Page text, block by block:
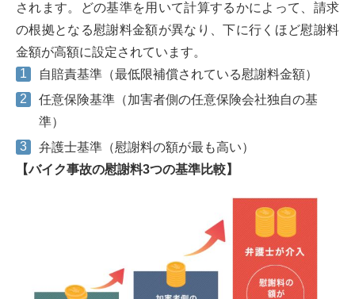
されます。どの基準を用いて計算するかによって、請求
の根拠となる慰謝料金額が異なり、下に行くほど慰謝料
金額が高額に設定されています。
自賠責基準（最低限補償されている慰謝料金額）
任意保険基準（加害者側の任意保険会社独自の基
準）
弁護士基準（慰謝料の額が最も高い）
【バイク事故の慰謝料3つの基準比較】